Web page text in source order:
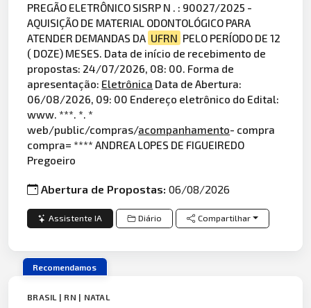
PREGÃO ELETRÔNICO SISRP N . : 90027/2025 -
AQUISIÇÃO DE MATERIAL ODONTOLÓGICO PARA
ATENDER DEMANDAS DA UFRN PELO PERÍODO DE 12
( DOZE) MESES. Data de início de recebimento de
propostas: 24/07/2026, 08: 00. Forma de
apresentação: Eletrônica Data de Abertura:
06/08/2026, 09: 00 Endereço eletrônico do Edital:
www. ***. *. *
web/public/compras/acompanhamento- compra
compra= **** ANDREA LOPES DE FIGUEIREDO
Pregoeiro
Abertura de Propostas:06/08/2026
Assistente IA Diário Compartilhar
Recomendamos
BRASIL | RN | NATAL